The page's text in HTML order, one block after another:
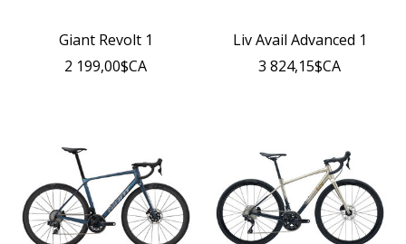
Giant Revolt 1
2 199,00$CA
Liv Avail Advanced 1
3 824,15$CA